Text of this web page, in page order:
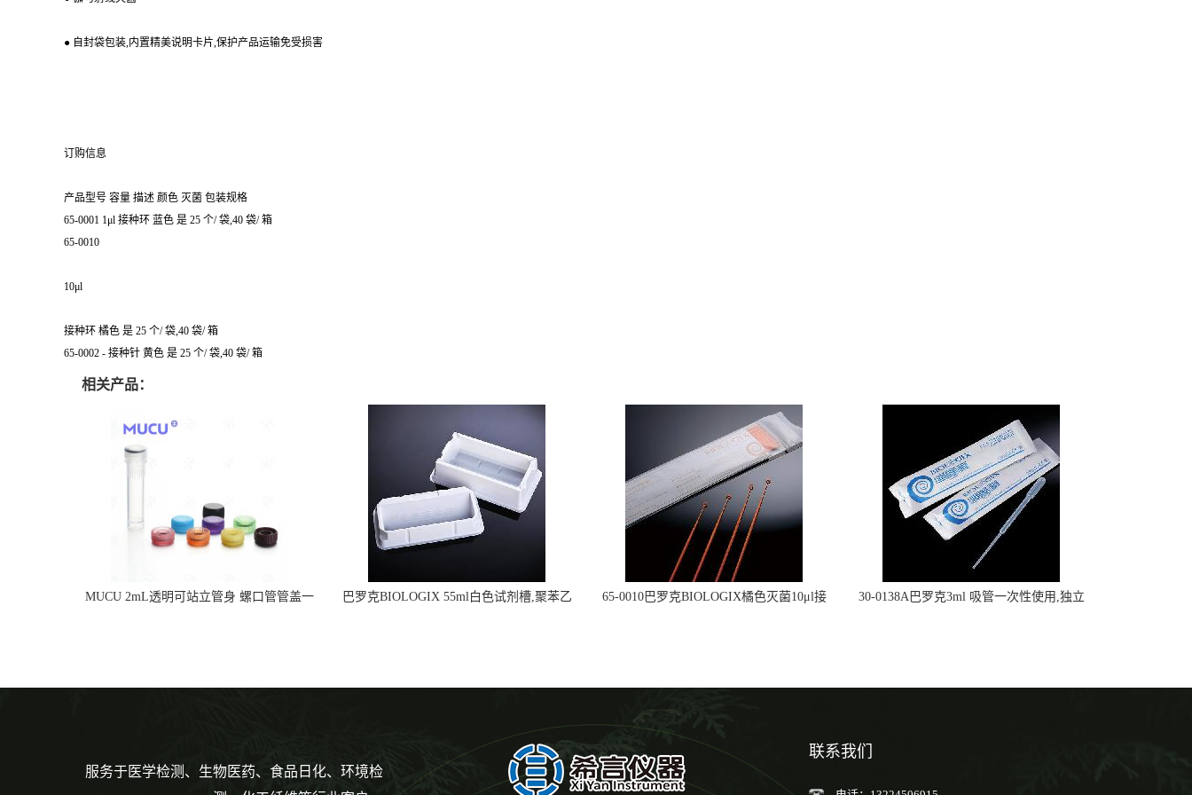
● 自封袋包装,内置精美说明卡片,保护产品运输免受损害
订购信息
产品型号 容量 描述 颜色 灭菌 包装规格
65-0001 1μl 接种环 蓝色 是 25 个/ 袋,40 袋/ 箱
65-0010
10μl
接种环 橘色 是 25 个/ 袋,40 袋/ 箱
65-0002 - 接种针 黄色 是 25 个/ 袋,40 袋/ 箱
相关产品：
MUCU 2mL透明可站立管身 螺口管管盖一
巴罗克BIOLOGIX 55ml白色试剂槽,聚苯乙
65-0010巴罗克BIOLOGIX橘色灭菌10μl接
30-0138A巴罗克3ml 吸管一次性使用,独立
服务于医学检测、生物医药、食品日化、环境检
联系我们